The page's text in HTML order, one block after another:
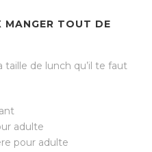
MANGER TOUT DE
de lunch qu’il te faut
adulte
pour adulte